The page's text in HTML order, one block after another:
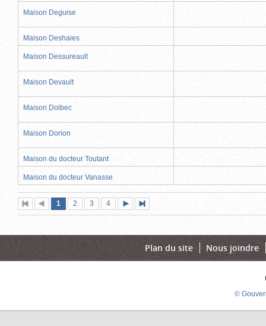
Maison Deguise
Maison Deshaies
Maison Dessureault
Maison Devault
Maison Dolbec
Maison Dorion
Maison du docteur Toutant
Maison du docteur Vanasse
Première
page
Page
précédente
Page
1 (page
actuelle)
Page
2 Page
3 Page
4
suivante
page
Plan du site Nous joindre
©